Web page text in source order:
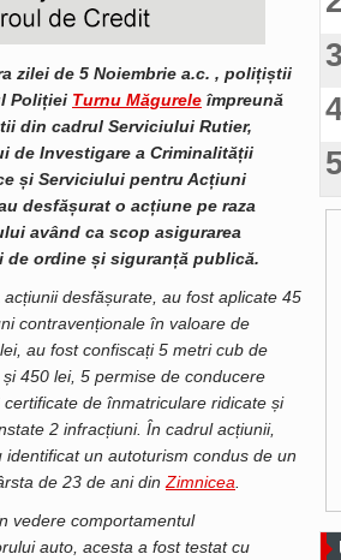
zilei de 5 Noiembrie a.c. , polițiștii
Poliției Turnu Măgurele împreună
din cadrul Serviciului Rutier,
de Investigare a Criminalității
și Serviciului pentru Acțiuni
desfășurat o acțiune pe raza
având ca scop asigurarea
de ordine și siguranță publică.
desfășurate, au fost aplicate 45
contravenționale în valoare de
au fost confiscați 5 metri cub de
450 lei, 5 permise de conducere
de înmatriculare ridicate și
2 infracțiuni. În cadrul acțiunii,
identificat un autoturism condus de un
de 23 de ani din Zimnicea
vedere comportamentul
auto, acesta a fost testat cu
3